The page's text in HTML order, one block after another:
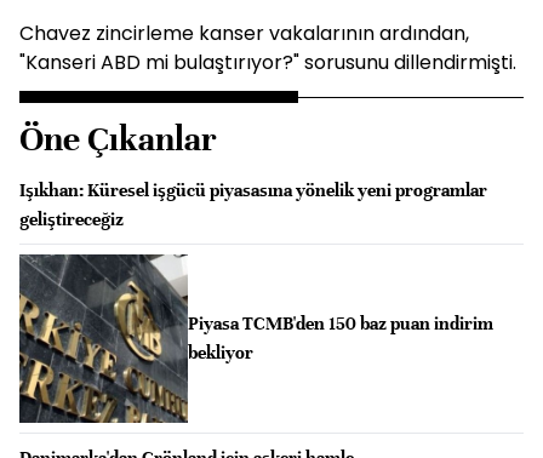
Chavez zincirleme kanser vakalarının ardından,
"Kanseri ABD mi bulaştırıyor?" sorusunu dillendirmişti.
Öne Çıkanlar
Işıkhan: Küresel işgücü piyasasına yönelik yeni programlar
geliştireceğiz
Piyasa TCMB'den 150 baz puan indirim
bekliyor